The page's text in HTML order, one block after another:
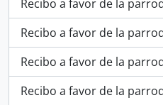
Recibo a favor de la
Recibo a favor de la
Recibo a favor de la
Recibo a favor de la